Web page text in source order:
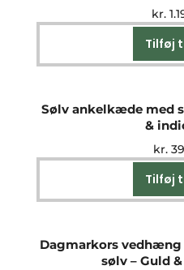
kr.
Tilføj
Sølv ankelkæde med
&
kr.
Tilføj
Dagmarkors
sølv – Guld